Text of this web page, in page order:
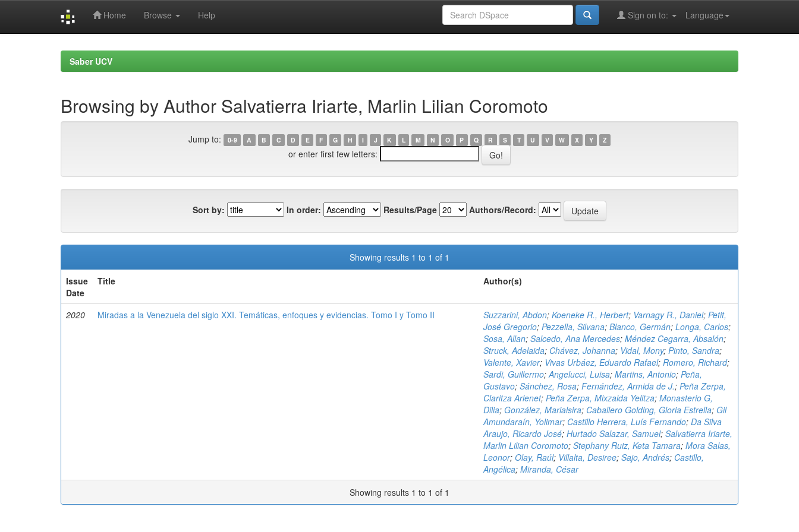
Home Browse Help Language
Sign on to:
Saber UCV
Browsing by Author Salvatierra Iriarte, Marlin Lilian Coromoto
Jump to: 0-9 A B C D E F G H I J K L M N O P Q R S T U V W X Y Z
or enter first few letters:
Sort by: In order: Results/Page Authors/Record:
Showing results 1 to 1 of 1
Issue
Date
Title Author(s)
2020 Miradas a la Venezuela del siglo XXI. Temáticas, enfoques y evidencias. Tomo I y Tomo II Suzzarini, Abdon; Koeneke R., Herbert; Varnagy R., Daniel; Petit,
José Gregorio; Pezzella, Silvana; Blanco, Germán; Longa, Carlos;
Sosa, Allan; Salcedo, Ana Mercedes; Méndez Cegarra, Absalón;
Struck, Adelaida; Chávez, Johanna; Vidal, Mony; Pinto, Sandra;
Valente, Xavier; Vivas Urbáez, Eduardo Rafael; Romero, Richard;
Sardi, Guillermo;Angelucci, Luisa; Martins, Antonio; Peña,
Gustavo; Sánchez, Rosa; Fernández, Armida de J.; Peña Zerpa,
Claritza Arlenet; Peña Zerpa, Mixzaida Yelitza; Monasterio G,
Dilia; González, Marialsira; Caballero Golding, Gloria Estrella; Gil
Amundaraín, Yolimar; Castillo Herrera, Luís Fernando; Da Silva
Araujo, Ricardo José; Hurtado Salazar, Samuel; Salvatierra Iriarte,
Marlin Lilian Coromoto; Stephany Ruiz, Keta Tamara; Mora Salas,
Leonor; Olay, Raúl; Villalta, Desiree; Sajo, Andrés; Castillo,
Angélica; Miranda, César
Showing results 1 to 1 of 1